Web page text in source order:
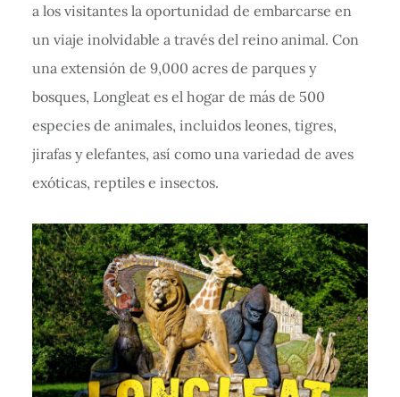
a los visitantes la oportunidad de embarcarse en
un viaje inolvidable a través del reino animal. Con
una extensión de 9,000 acres de parques y
bosques, Longleat es el hogar de más de 500
especies de animales, incluidos leones, tigres,
jirafas y elefantes, así como una variedad de aves
exóticas, reptiles e insectos.